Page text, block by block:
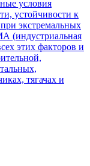
условия
устойчивости к
экстремальных
(индустриальная
этих факторов и
тягачах и